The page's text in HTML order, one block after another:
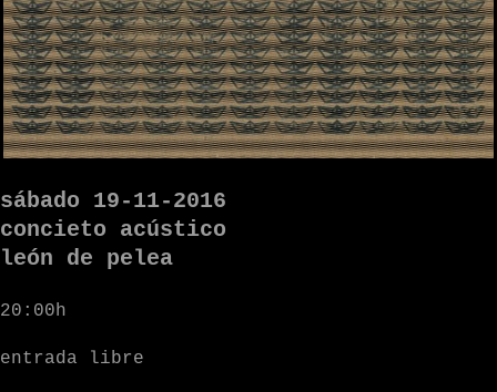
sábado 19-11-2016
concieto acústico
león de pelea
20:00h
entrada libre